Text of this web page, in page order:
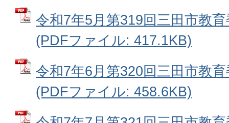
令和7年5月第319回三田市教
(PDFファイル: 417.1KB)
令和7年6月第320回三田市教
(PDFファイル: 458.6KB)